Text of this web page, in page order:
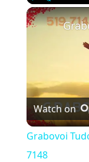
Play Unmute
Watch on
Grabovoi
7148